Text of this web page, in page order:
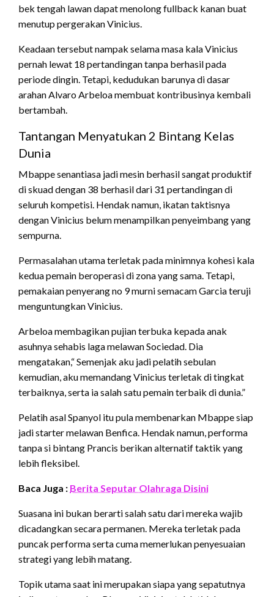
bek tengah lawan dapat menolong fullback kanan buat
menutup pergerakan Vinicius.
Keadaan tersebut nampak selama masa kala Vinicius
pernah lewat 18 pertandingan tanpa berhasil pada
periode dingin. Tetapi, kedudukan barunya di dasar
arahan Alvaro Arbeloa membuat kontribusinya kembali
bertambah.
Tantangan Menyatukan 2 Bintang Kelas
Dunia
Mbappe senantiasa jadi mesin berhasil sangat produktif
di skuad dengan 38 berhasil dari 31 pertandingan di
seluruh kompetisi. Hendak namun, ikatan taktisnya
dengan Vinicius belum menampilkan penyeimbang yang
sempurna.
Permasalahan utama terletak pada minimnya kohesi kala
kedua pemain beroperasi di zona yang sama. Tetapi,
pemakaian penyerang no 9 murni semacam Garcia teruji
menguntungkan Vinicius.
Arbeloa membagikan pujian terbuka kepada anak
asuhnya sehabis laga melawan Sociedad. Dia
mengatakan,“ Semenjak aku jadi pelatih sebulan
kemudian, aku memandang Vinicius terletak di tingkat
terbaiknya, serta ia salah satu pemain terbaik di dunia.”
Pelatih asal Spanyol itu pula membenarkan Mbappe siap
jadi starter melawan Benfica. Hendak namun, performa
tanpa si bintang Prancis berikan alternatif taktik yang
lebih fleksibel.
Baca Juga : Berita Seputar Olahraga Disini
Suasana ini bukan berarti salah satu dari mereka wajib
dicadangkan secara permanen. Mereka terletak pada
puncak performa serta cuma memerlukan penyesuaian
strategi yang lebih matang.
Topik utama saat ini merupakan siapa yang sepatutnya